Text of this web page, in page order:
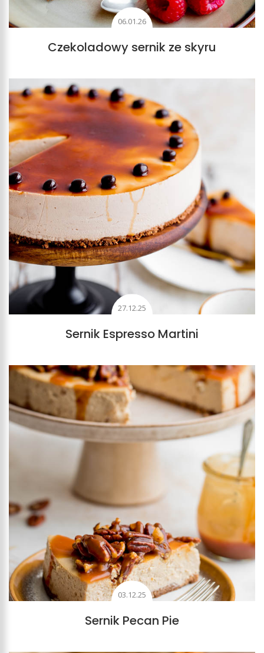
06.01.26
Czekoladowy sernik ze skyru
27.12.25
Sernik Espresso Martini
03.12.25
Sernik Pecan Pie